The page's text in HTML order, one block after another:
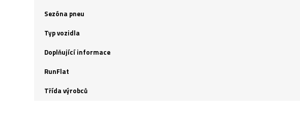
Sezóna pneu
Typ vozidla
Doplňující informace
RunFlat
Třída výrobců